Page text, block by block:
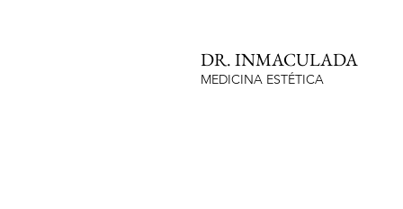
DR. INMACULADA
MEDICINA ESTÉTICA